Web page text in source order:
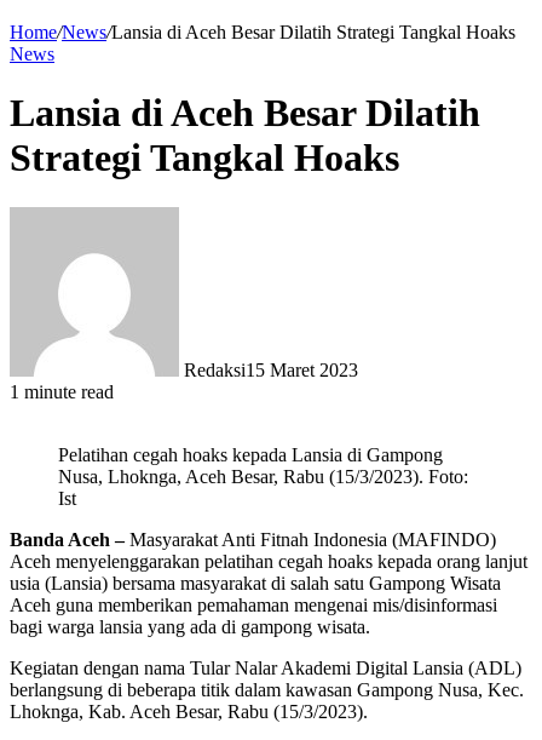
Home/News/Lansia di Aceh Besar Dilatih Strategi Tangkal Hoaks
News
Lansia di Aceh Besar Dilatih
Strategi Tangkal Hoaks
Redaksi15 Maret 2023
1 minute read
Pelatihan cegah hoaks kepada Lansia di Gampong
Nusa, Lhoknga, Aceh Besar, Rabu (15/3/2023). Foto:
Ist
Banda Aceh –Masyarakat Anti Fitnah Indonesia (MAFINDO)
Aceh menyelenggarakan pelatihan cegah hoaks kepada orang lanjut
usia (Lansia) bersama masyarakat di salah satu Gampong Wisata
Aceh guna memberikan pemahaman mengenai mis/disinformasi
bagi warga lansia yang ada di gampong wisata.
Kegiatan dengan nama Tular Nalar Akademi Digital Lansia (ADL)
berlangsung di beberapa titik dalam kawasan Gampong Nusa, Kec.
Lhoknga, Kab. Aceh Besar, Rabu (15/3/2023).